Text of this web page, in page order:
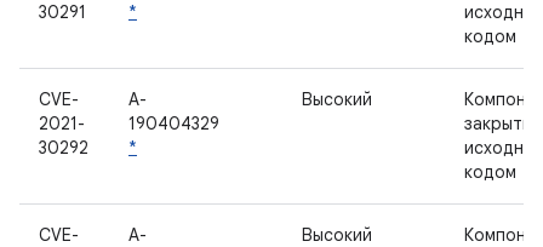
30291
*
кодом
CVE-
2021-
30292
A-
190404329
*
Высокий
закрытым
кодом
CVE-
A-
Высокий